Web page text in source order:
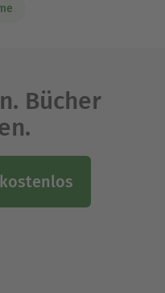
Bücher
kostenlos